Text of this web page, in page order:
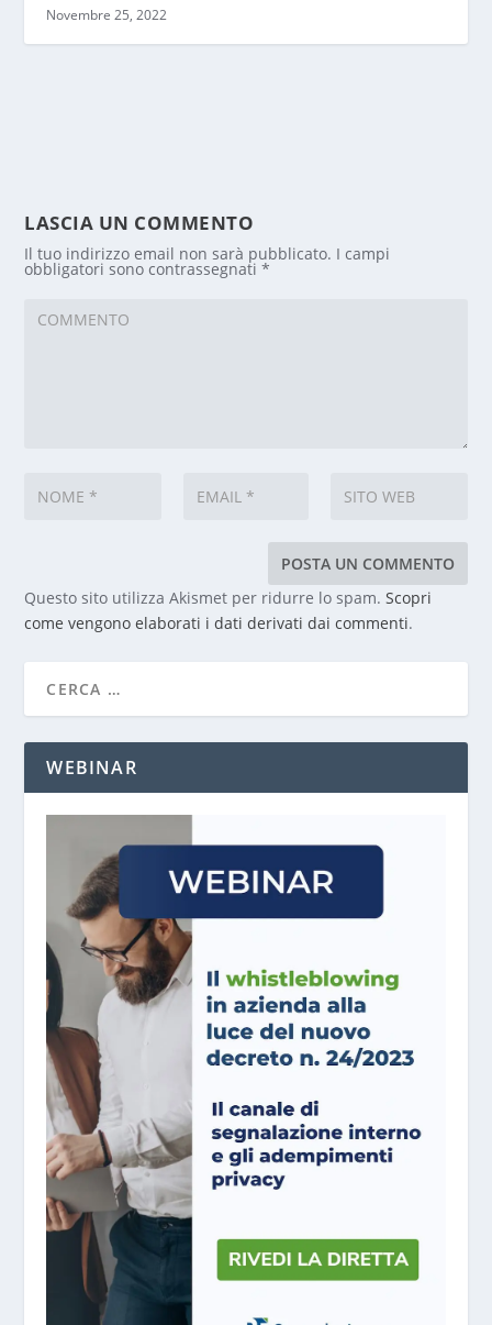
Novembre 25, 2022
LASCIA UN COMMENTO
Il tuo indirizzo email non sarà pubblicato. I campi
obbligatori sono contrassegnati*
Questo sito utilizza Akismet per ridurre lo spam.Scopri
come vengono elaborati i dati derivati dai commenti.
WEBINAR